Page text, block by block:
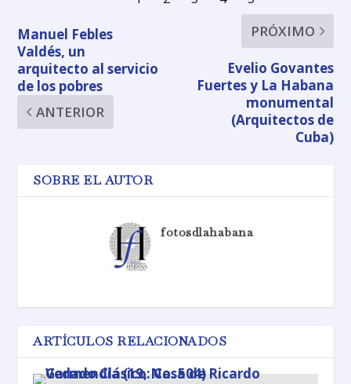
Manuel Febles
Valdés, un
arquitecto al servicio
de los pobres
ANTERIOR
PRÓXIMO
Evelio Govantes
Fuertes y La Habana
monumental
(Arquitectos de
Cuba)
SOBRE EL AUTOR
fotosdlahabana
ARTÍCULOS RELACIONADOS